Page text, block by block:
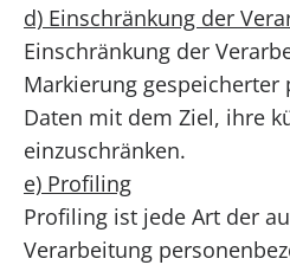
d) Einschränkung der
Einschränkung der
Markierung gespeicherter
Daten mit dem Ziel, ihre
einzuschränken.
e) Profiling
Profiling ist jede Art der
Verarbeitung